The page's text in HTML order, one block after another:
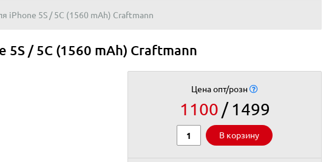
iPhone 5S / 5C (1560 mAh) Craftmann
5S / 5C (1560 mAh) Craftmann
Цена опт/розн
1100 1499
В корзину